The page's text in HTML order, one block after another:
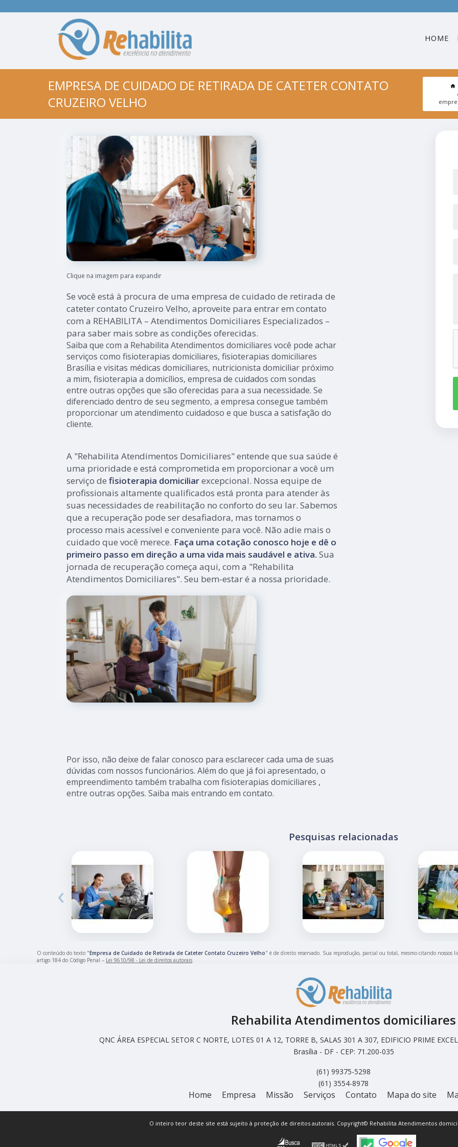
HOME
EMPRESA DE CUIDADO DE RETIRADA DE CATETER CONTATO
CRUZEIRO VELHO
Clique na imagem para expandir
Se você está à procura de uma empresa de cuidado de retirada de
cateter contato Cruzeiro Velho, aproveite para entrar em contato
com a REHABILITA – Atendimentos Domiciliares Especializados –
para saber mais sobre as condições oferecidas.
Saiba que com a Rehabilita Atendimentos domiciliares você pode achar
serviços como fisioterapias domiciliares, fisioterapias domiciliares
Brasília e visitas médicas domiciliares, nutricionista domiciliar próximo
a mim, fisioterapia a domicílios, empresa de cuidados com sondas
entre outras opções que são oferecidas para a sua necessidade. Se
diferenciado dentro de seu segmento, a empresa consegue também
proporcionar um atendimento cuidadoso e que busca a satisfação do
cliente.
A "Rehabilita Atendimentos Domiciliares" entende que sua saúde é
uma prioridade e está comprometida em proporcionar a você um
serviço de fisioterapia domiciliarexcepcional. Nossa equipe de
profissionais altamente qualificados está pronta para atender às
suas necessidades de reabilitação no conforto do seu lar. Sabemos
que a recuperação pode ser desafiadora, mas tornamos o
processo mais acessível e conveniente para você. Não adie mais o
cuidado que você merece. Faça uma cotação conosco hoje e dê o
primeiro passo em direção a uma vida mais saudável e ativa. Sua
jornada de recuperação começa aqui, com a "Rehabilita
Atendimentos Domiciliares". Seu bem-estar é a nossa prioridade.
Por isso, não deixe de falar conosco para esclarecer cada uma de suas
dúvidas com nossos funcionários. Além do que já foi apresentado, o
empreendimento também trabalha com fisioterapias domiciliares ,
entre outras opções. Saiba mais entrando em contato.
Pesquisas relacionadas
‹
O conteúdo do texto "Empresa de Cuidado de Retirada de Cateter Contato Cruzeiro Velho" é de direito reservado. Sua reprodução, parcial ou total, mesmo citando
artigo 184 do Código Penal – Lei 9610/98 - Lei de direitos autorais.
Rehabilita Atendimentos domiciliares
QNC ÁREA ESPECIAL SETOR C NORTE, LOTES 01 A 12, TORRE B, SALAS 301 A 307, EDIFICIO PRIME
Brasília - DF - CEP: 71.200-035
(61) 99375-5298
(61) 3554-8978
Home Empresa Missão Serviços Contato Mapa do site
O inteiro teor deste site está sujeito à proteção de direitos autorais. Copyright© Rehabilita Atendimentos